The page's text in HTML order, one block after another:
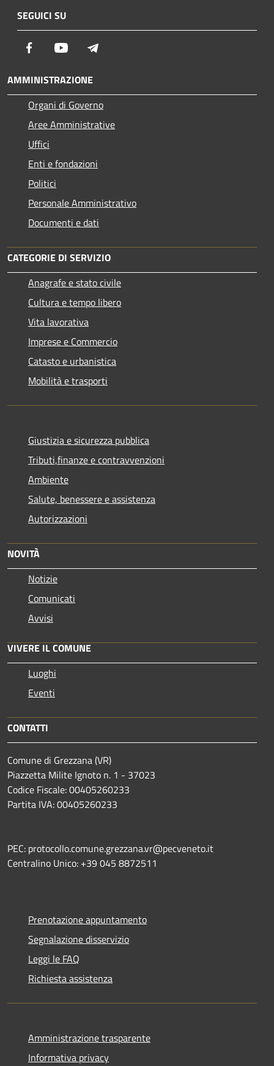
SEGUICI SU
Facebook Youtube
AMMINISTRAZIONE
Organi di Governo
Aree Amministrative
Uffici
Enti e fondazioni
Politici
Personale Amministrativo
Documenti e dati
CATEGORIE DI SERVIZIO
Anagrafe e stato civile
Cultura e tempo libero
Vita lavorativa
Imprese e Commercio
Catasto e urbanistica
Mobilità e trasporti
Giustizia e sicurezza pubblica
Tributi,finanze e contravvenzioni
Ambiente
Salute, benessere e assistenza
Autorizzazioni
NOVITÀ
Notizie
Comunicati
Avvisi
VIVERE IL COMUNE
Luoghi
Eventi
CONTATTI
Comune di Grezzana (VR)
Piazzetta Milite Ignoto n. 1 - 37023
Codice Fiscale: 00405260233
Partita IVA: 00405260233
PEC: protocollo.comune.grezzana.vr@pecveneto.it
Centralino Unico: +39 045 8872511
Prenotazione appuntamento
Segnalazione disservizio
Leggi le FAQ
Richiesta assistenza
Amministrazione trasparente
Informativa privacy